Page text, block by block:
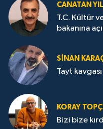
CANATAN
T.C. Kültür
bakanına
SİNAN
Tayt kavgası
KORAY
Bizi bize